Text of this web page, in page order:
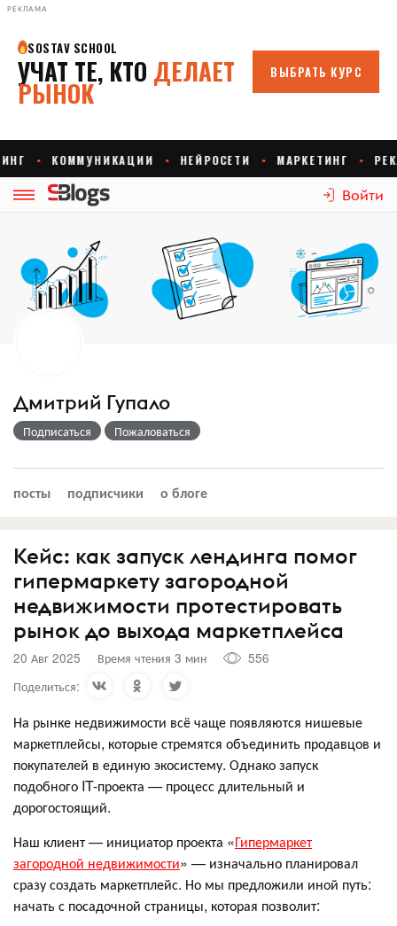
РЕКЛАМА
Войти
Дмитрий Гупало
Подписаться Пожаловаться
посты подписчики о блоге
Кейc: как запуск лендинга помог
гипермаркету загородной
недвижимости протестировать
рынок до выхода маркетплейса
20 Авг 2025 Время чтения 3 мин
556
Поделиться:
На рынке недвижимости всё чаще появляются нишевые
маркетплейсы, которые стремятся объединить продавцов и
покупателей в единую экосистему. Однако запуск
подобного IT-проекта — процесс длительный и
дорогостоящий.
Наш клиент — инициатор проекта «Гипермаркет
загородной недвижимости» — изначально планировал
сразу создать маркетплейс. Но мы предложили иной путь:
начать с посадочной страницы, которая позволит: